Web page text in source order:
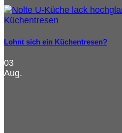
Lohnt sich ein Küchentresen?
03
Aug.